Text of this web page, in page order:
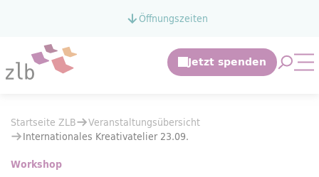
Zum Hauptinhalt springenÖffnungszeiten
Veranstaltungsübersicht
Internationales Kreativatelier 23.09.
Sie befinden sich hier:
Startseite ZLB
Veranstaltungsübersicht
Internationales Kreativatelier 23.09.
Workshop